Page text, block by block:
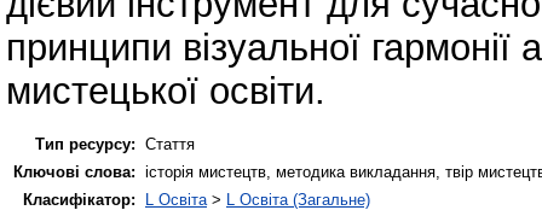
принципи візуальної
мистецької освіти.
Тип ресурсу: Стаття
Ключові слова: історія мистецтв, методика викладання, твір
Класифікатор:
L Освіта > L Освіта (Загальне)